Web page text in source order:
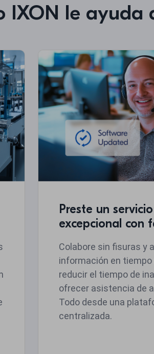
IXON le ayuda
Preste un servicio
excepcional con
Colabore sin fisuras y
información en tiempo
reducir el tiempo de
ofrecer asistencia de
Todo desde una
centralizada.